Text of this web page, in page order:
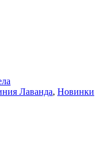
Лаванда, Новинки